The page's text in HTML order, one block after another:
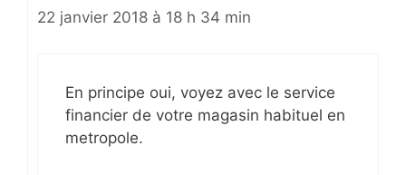
22 janvier 2018 à 18 h 34 min
En principe oui, voyez avec le service
financier de votre magasin habituel en
metropole.